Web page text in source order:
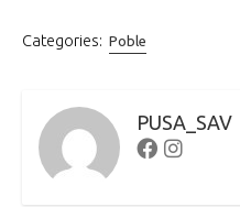
Categories: Poble
PUSA_SAV
FacebookInstagram